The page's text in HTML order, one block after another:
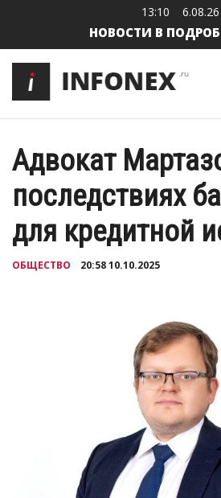
13:10 6.08.26
НОВОСТИ В
Адвокат
последствиях
для кредитной
ОБЩЕСТВО 20:58 10.10.2025